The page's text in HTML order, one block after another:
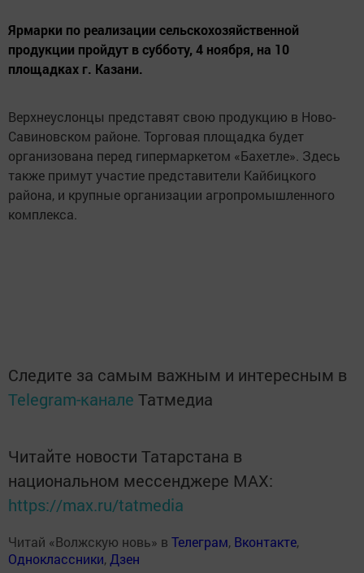
Ярмарки по реализации сельскохозяйственной
продукции пройдут в субботу, 4 ноября, на 10
площадках г. Казани.
Верхнеуслонцы представят свою продукцию в Ново-
Савиновском районе. Торговая площадка будет
организована перед гипермаркетом «Бахетле». Здесь
также примут участие представители Кайбицкого
района, и крупные организации агропромышленного
комплекса.
Следите за самым важным и интересным в
Telegram-канале Татмедиа
Читайте новости Татарстана в
национальном мессенджере MАХ:
https://max.ru/tatmedia
Читай «Волжскую новь» в Телеграм, Вконтакте,
Одноклассники,Дзен